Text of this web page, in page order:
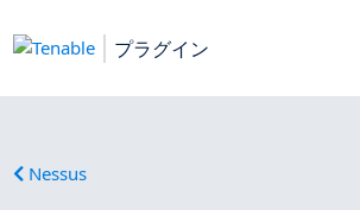
プラグイン
Nessus